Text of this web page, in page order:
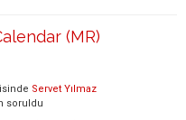
(MR)
Servet Yılmaz
soruldu